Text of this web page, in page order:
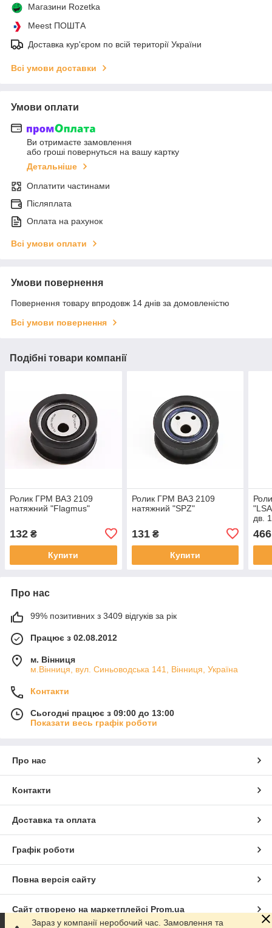
Магазини Rozetka
Meest ПОШТА
Доставка кур'єром по всій території України
Всі умови доставки
Умови оплати
Ви отримаєте замовлення
або гроші повернуться на вашу картку
Детальніше
Оплатити частинами
Післяплата
Оплата на рахунок
Всі умови оплати
Умови повернення
Повернення товару впродовж 14 днів за домовленістю
Всі умови повернення
Подібні товари компанії
Ролик ГРМ ВАЗ 2109
натяжний "Flagmus"
132 ₴
Купити
Ролик ГРМ ВАЗ 2109
натяжний "SPZ"
131₴
Купити
дв.
466
Про нас
99% позитивних з 3409 відгуків за рік
Працює з 02.08.2012
м. Вінниця
м.Вінниця, вул. Синьоводська 141, Вінниця, Україна
Контакти
Сьогодні працює з 09:00 до 13:00
Показати весь графік роботи
Про нас
Контакти
Доставка та оплата
Графік роботи
Повна версія сайту
Сайт створено на маркетплейсі Prom.ua
Зараз у компанії неробочий час. Замовлення та